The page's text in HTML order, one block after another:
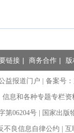
链接 | 商务合作 |
益报道门户 |备案号
息和各种专题专栏
第06204号 | 国家出
不良信息自律公约 |